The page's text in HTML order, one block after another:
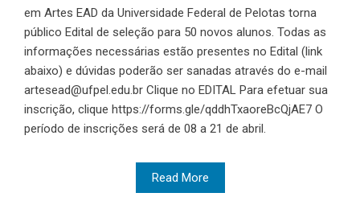
em Artes EAD da Universidade Federal de Pelotas torna
público Edital de seleção para 50 novos alunos. Todas as
informações necessárias estão presentes no Edital (link
abaixo) e dúvidas poderão ser sanadas através do e-mail
artesead@ufpel.edu.br Clique no EDITAL Para efetuar sua
inscrição, clique https://forms.gle/qddhTxaoreBcQjAE7 O
período de inscrições será de 08 a 21 de abril.
Read More